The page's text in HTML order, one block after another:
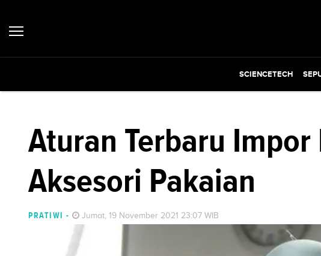
SCIENCETECH
Aturan Terbaru
Aksesori Pakaian
PRATIWI - Jumat, 19 November 2021 23:07 WIB